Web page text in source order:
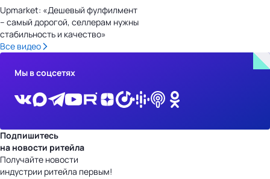
Upmarket: «Дешевый фулфилмент
– самый дорогой, селлерам нужны
стабильность и качество»
Все видео
Мы в соцсетях
Подпишитесь
на новости ритейла
Получайте новости
индустрии ритейла первым!